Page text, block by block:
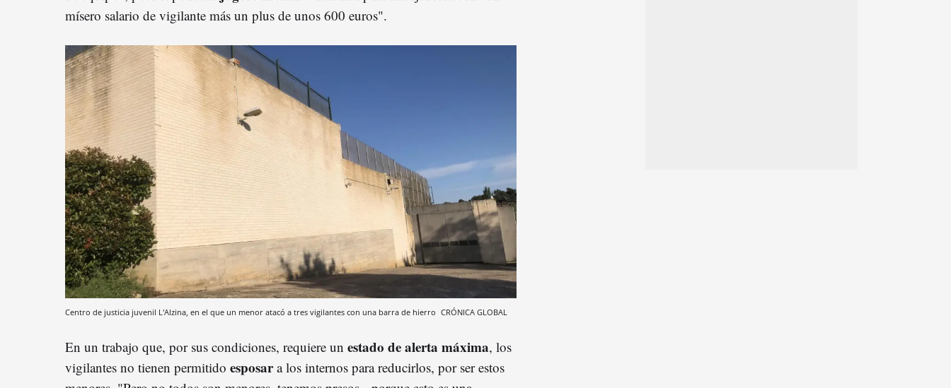
mísero salario de vigilante más un plus de unos 600 euros".
Centro de justicia juvenil L'Alzina, en el que un menor atacó a tres vigilantes con una barra de hierro CRÓNICA GLOBAL
En un trabajo que, por sus condiciones, requiere un estado de alerta máxima, los
vigilantes no tienen permitido esposara los internos para reducirlos, por ser estos